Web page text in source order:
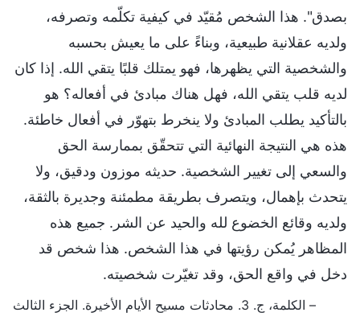
بصدق". هذا الشخص مُقيّد في كيفية تكلّمه وتصرفه،
ولديه عقلانية طبيعية، وبناءً على ما يعيش بحسبه
والشخصية التي يظهرها، فهو يمتلك قلبًا يتقي الله. إذا كان
لديه قلب يتقي الله، فهل هناك مبادئ في أفعاله؟ هو
بالتأكيد يطلب المبادئ ولا ينخرط بتهوّر في أفعال خاطئة.
هذه هي النتيجة النهائية التي تتحقّق بممارسة الحق
والسعي إلى تغيير الشخصية. حديثه موزون ودقيق، ولا
يتحدث بإهمال، ويتصرف بطريقة مطمئنة وجديرة بالثقة،
ولديه وقائع الخضوع لله والحيد عن الشر. جميع هذه
المظاهر يُمكن رؤيتها في هذا الشخص. هذا شخص قد
دخل في واقع الحق، وقد تغيّرت شخصيته.
– الكلمة، ج. 3. محادثات مسيح الأيام الأخيرة. الجزء الثالث